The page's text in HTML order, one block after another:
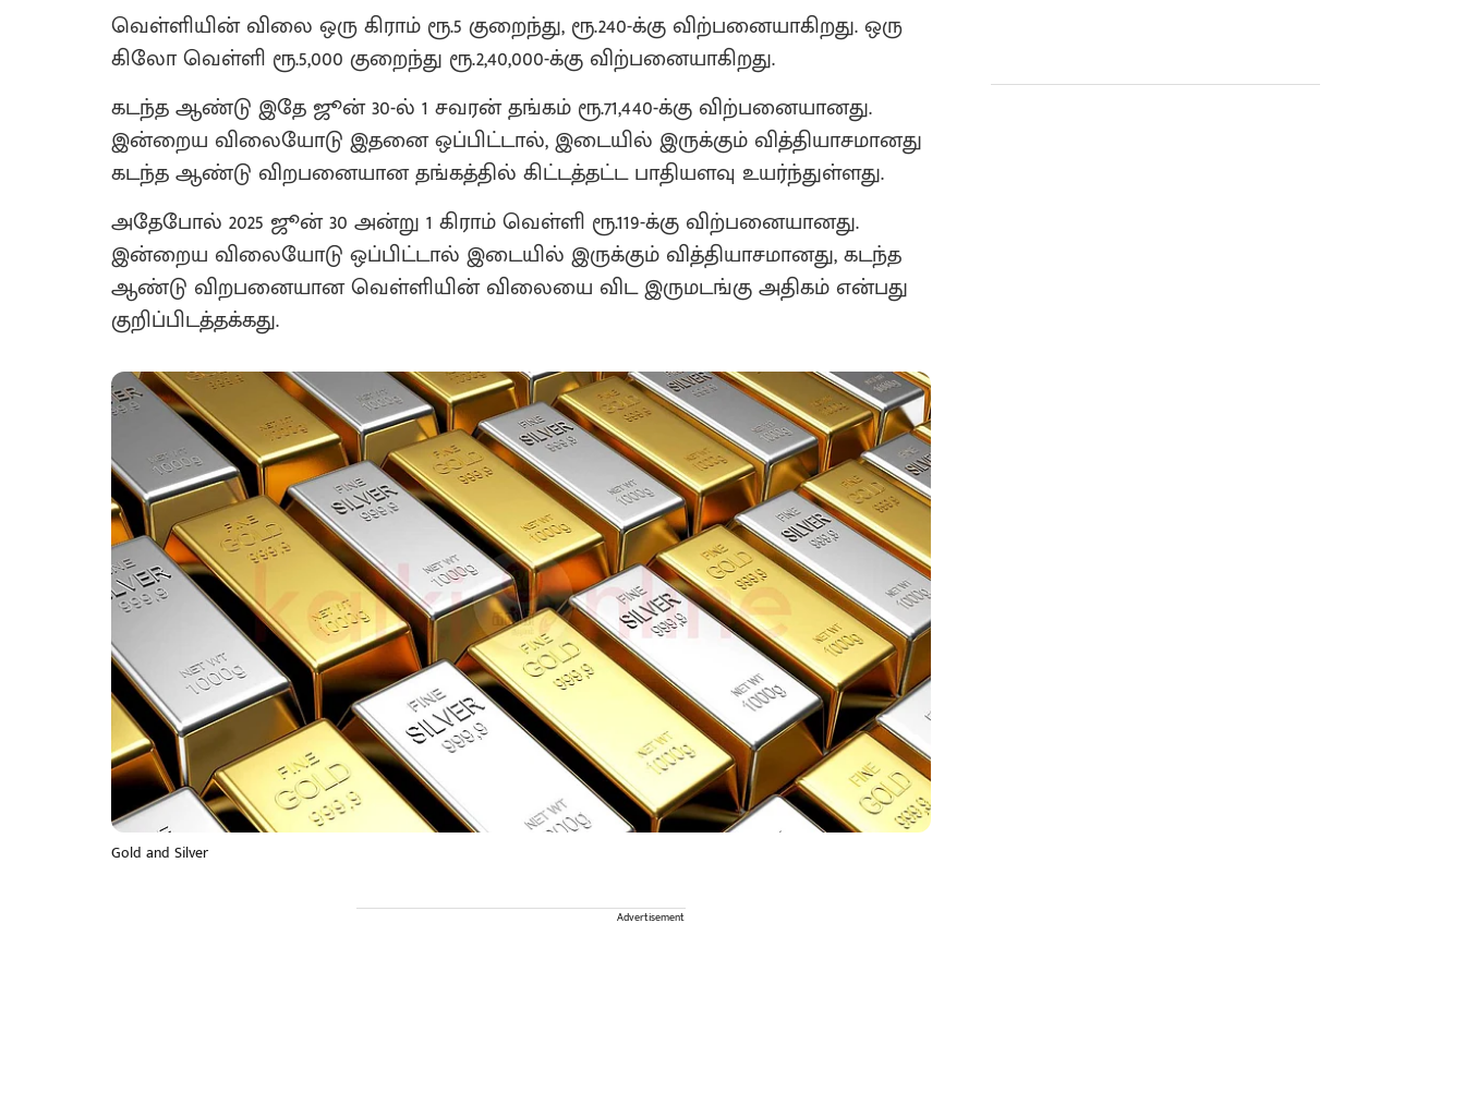
வெள்ளியின் விலை ஒரு கிராம் ரூ.5 குறைந்து, ரூ.240-க்கு விற்பனையாகிறது. ஒரு
கிலோ வெள்ளி ரூ.5,000 குறைந்து ரூ.2,40,000-க்கு விற்பனையாகிறது.
கடந்த ஆண்டு இதே ஜூன் 30-ல் 1 சவரன் தங்கம் ரூ.71,440-க்கு விற்பனையானது.
இன்றைய விலையோடு இதனை ஒப்பிட்டால், இடையில் இருக்கும் வித்தியாசமானது
கடந்த ஆண்டு விறபனையான தங்கத்தில் கிட்டத்தட்ட பாதியளவு உயர்ந்துள்ளது.
அதேபோல் 2025 ஜூன் 30 அன்று 1 கிராம் வெள்ளி ரூ.119-க்கு விற்பனையானது.
இன்றைய விலையோடு ஒப்பிட்டால் இடையில் இருக்கும் வித்தியாசமானது, கடந்த
ஆண்டு விறபனையான வெள்ளியின் விலையை விட இருமடங்கு அதிகம் என்பது
குறிப்பிடத்தக்கது.
Gold and Silver
Advertisement